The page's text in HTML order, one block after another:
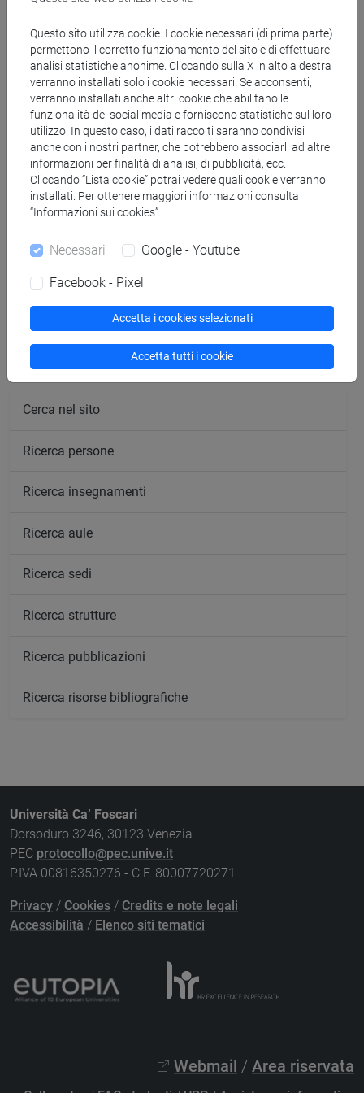
MAMMI Irene- 30h Lezione
Materiali didattici
Materiali su Moodle
Corsi di studio e percorsi
SUSTAINABILITY - Laurea magistrale (DM270)
Cerca nel sito
Ricerca persone
Ricerca insegnamenti
Ricerca aule
Ricerca sedi
Ricerca strutture
Ricerca pubblicazioni
Ricerca risorse bibliografiche
Università Ca’ Foscari
Dorsoduro 3246, 30123 Venezia
PEC protocollo@pec.unive.it
P.IVA 00816350276 - C.F. 80007720271
Privacy / Cookies / Credits e note legali
Accessibilità / Elenco siti tematici
Webmail / Area riservata
Questo sito utilizza cookie. I cookie necessari (di prima parte)
permettono il corretto funzionamento del sito e di effettuare
analisi statistiche anonime. Cliccando sulla X in alto a destra
verranno installati solo i cookie necessari. Se acconsenti,
verranno installati anche altri cookie che abilitano le
funzionalità dei social media e forniscono statistiche sul loro
utilizzo. In questo caso, i dati raccolti saranno condivisi
anche con i nostri partner, che potrebbero associarli ad altre
informazioni per finalità di analisi, di pubblicità, ecc.
Cliccando “Lista cookie” potrai vedere quali cookie verranno
installati. Per ottenere maggiori informazioni consulta
“Informazioni sui cookies”.
Necessari Google - Youtube
Facebook - Pixel
Accetta i cookies selezionati
Accetta tutti i cookie